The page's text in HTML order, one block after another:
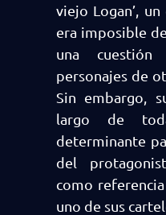
viejo Logan’,
era imposible
una
personajes de
Sin embargo,
largo de
determinante
del
como
uno de sus